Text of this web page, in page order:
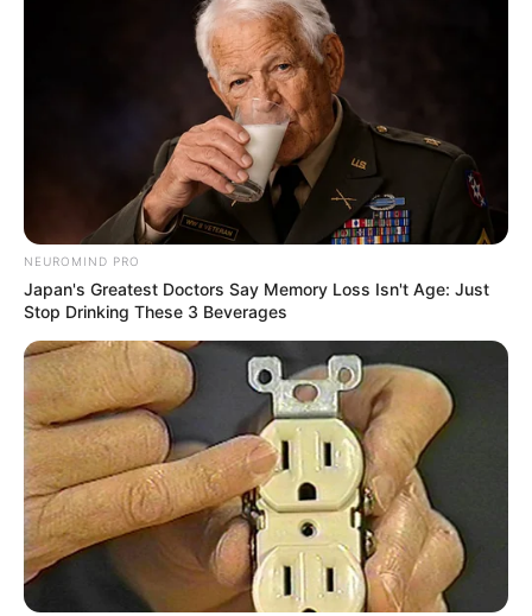
(1) Karina Rigueiro
A Karina está participando com esses lindos
bonicos de neve, o enfeite para porta de papai
NEUROMIND PRO
Japan's Greatest Doctors Say Memory Loss Isn't Age: Just
Stop Drinking These 3 Beverages